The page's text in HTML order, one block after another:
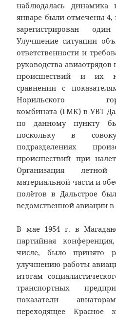
наблюдалась
январе были отмечены 4,
зарегистрирован
Улучшение ситуации
ответственности и
руководства
происшествий и их
сравнении с
Норильского горно-
комбината (ГМК) в УВТ
по данному пункту
поскольку в
подразделениях
происшествий при
Организация
материальной части и
полётов в Дальстрое
ведомственной авиации в
В мае 1954 г. в
партийная
числе, было принято
улучшению работы
итогам
транспортных
показатели
переходящее Красное